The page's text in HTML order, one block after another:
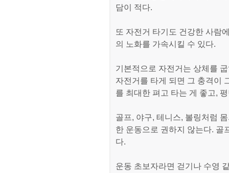
담이 적다.
또 자전거 타기도 건강한 사람
의 노화를 가속시킬 수 있다.
기본적으로 자전거는 상체를
자전거를 타게 되면 그 충격이
를 최대한 펴고 타는 게 좋고,
골프, 야구, 테니스, 볼링처럼
한 운동으로 권하지 않는다. 골
다.
운동 초보자라면 걷기나 수영